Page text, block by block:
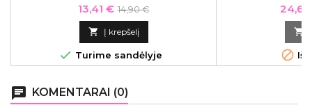
Kaina
13,41 € Bazinė
kaina
14,90 €
 Į krepšelį
 Turime sandėlyje
Kaina


chat KOMENTARAI (0)